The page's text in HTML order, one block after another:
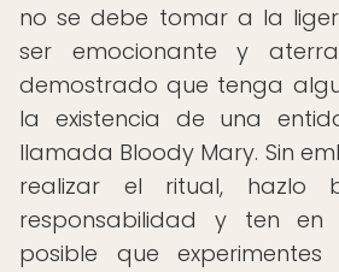
no se debe tomar a la
ser emocionante y
demostrado que tenga
la existencia de una
llamada Bloody Mary. Sin
realizar el ritual, hazlo
responsabilidad y ten
posible que experimentes